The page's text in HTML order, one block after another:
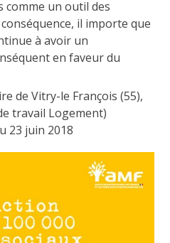
comme un outil des
il importe que
à avoir un
en faveur du
de Vitry-le François (55),
travail Logement)
23 juin 2018